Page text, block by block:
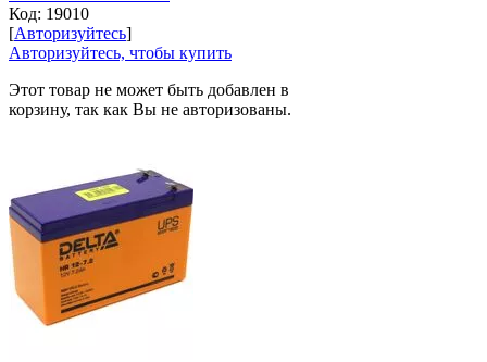
Код: 19010
[Авторизуйтесь]
Авторизуйтесь, чтобы купить
Этот товар не может быть добавлен в
корзину, так как Вы не авторизованы.